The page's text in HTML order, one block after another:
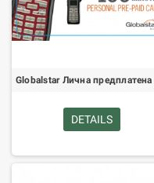
DETAILS